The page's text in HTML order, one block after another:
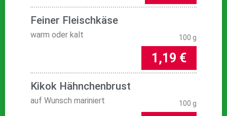
Feiner Fleischkäse
warm oder kalt 100 g
1,19 €
Kikok Hähnchenbrust
auf Wunsch mariniert 100 g